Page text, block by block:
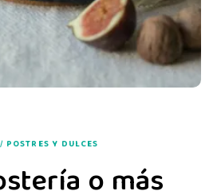
/ POSTRES Y DULCES